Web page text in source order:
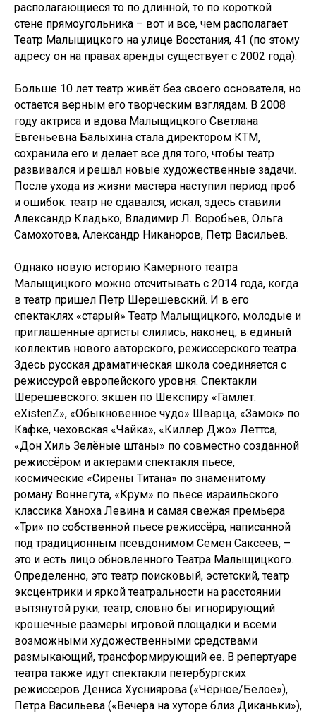
располагающиеся то по длинной, то по короткой
стене прямоугольника – вот и все, чем располагает
Театр Малыщицкого на улице Восстания, 41 (по этому
адресу он на правах аренды существует с 2002 года).
Больше 10 лет театр живёт без своего основателя, но
остается верным его творческим взглядам. В 2008
году актриса и вдова Малыщицкого Светлана
Евгеньевна Балыхина стала директором КТМ,
сохранила его и делает все для того, чтобы театр
развивался и решал новые художественные задачи.
После ухода из жизни мастера наступил период проб
и ошибок: театр не сдавался, искал, здесь ставили
Александр Кладько, Владимир Л. Воробьев, Ольга
Самохотова, Александр Никаноров, Петр Васильев.
Однако новую историю Камерного театра
Малыщицкого можно отсчитывать с 2014 года, когда
в театр пришел Петр Шерешевский. И в его
спектаклях «старый» Театр Малыщицкого, молодые и
приглашенные артисты слились, наконец, в единый
коллектив нового авторского, режиссерского театра.
Здесь русская драматическая школа соединяется с
режиссурой европейского уровня. Спектакли
Шерешевского: экшен по Шекспиру «Гамлет.
eXistenZ», «Обыкновенное чудо» Шварца, «Замок» по
Кафке, чеховская «Чайка», «Киллер Джо» Леттса,
«Дон Хиль Зелёные штаны» по совместно созданной
режиссёром и актерами спектакля пьесе,
космические «Сирены Титана» по знаменитому
роману Воннегута, «Крум» по пьесе израильского
классика Ханоха Левина и самая свежая премьера
«Три» по собственной пьесе режиссёра, написанной
под традиционным псевдонимом Семен Саксеев, –
это и есть лицо обновленного Театра Малыщицкого.
Определенно, это театр поисковый, эстетский, театр
эксцентрики и яркой театральности на расстоянии
вытянутой руки, театр, словно бы игнорирующий
крошечные размеры игровой площадки и всеми
возможными художественными средствами
размыкающий, трансформирующий ее. В репертуаре
театра также идут спектакли петербургских
режиссеров Дениса Хусниярова («Чёрное/Белое»),
Петра Васильева («Вечера на хуторе близ Диканьки»),